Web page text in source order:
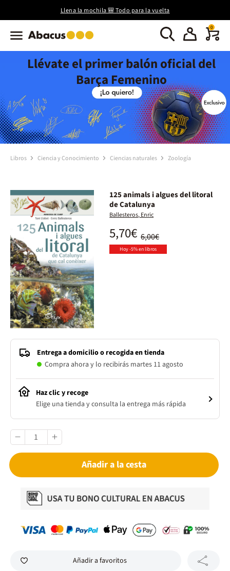
Llena la mochila 🎒 Todo para la vuelta
0
Llévate el primer balón oficial del
Barça Femenino
Libros Ciencia y Conocimiento Ciencias naturales Zoología
125 animals i algues del litoral
de Catalunya
Ballesteros, Enric
6,00€
5,70€
Hoy -5% en libros
Entrega a domicilio o recogida en tienda
Compra ahora y lo recibirás martes 11 agosto
Haz clic y recoge
Elige una tienda y consulta la entrega más rápida
Añadir a la cesta
Añadir a favoritos